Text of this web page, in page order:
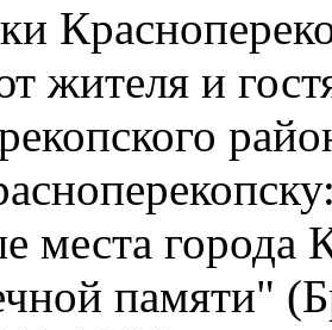
жителя и
места города
памяти"